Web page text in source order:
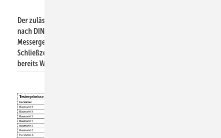
Der zulässige Höchstdruck aus Ruhedruck und Druckstoß darf
nach DIN 1988-200 10 bar nicht überschreiten. Die
Messergebnisse zeigen hier bei 5 bar Fließdruck und 100 ms
Schließzeit einige Überschreitungen. Je nach Richtlinie sind
bereits Werte ab 8 bar kritisch zu betrachten.